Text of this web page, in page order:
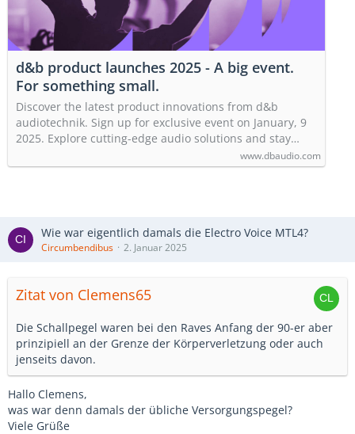
d&b product launches 2025 - A big event.
For something small.
Discover the latest product innovations from d&b
audiotechnik. Sign up for exclusive event on January, 9
2025. Explore cutting-edge audio solutions and stay…
www.dbaudio.com
Wie war eigentlich damals die Electro Voice MTL4?
Circumbendibus 2. Januar 2025
Zitat von Clemens65
Die Schallpegel waren bei den Raves Anfang der 90-er aber
prinzipiell an der Grenze der Körperverletzung oder auch
jenseits davon.
Hallo Clemens,
was war denn damals der übliche Versorgungspegel?
Viele Grüße